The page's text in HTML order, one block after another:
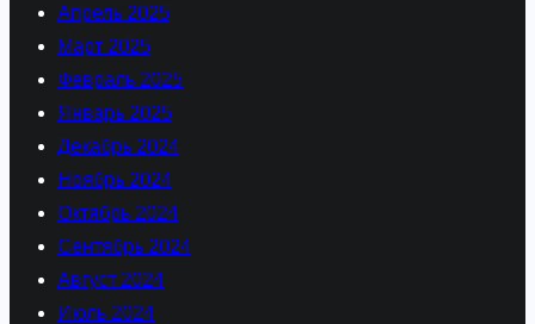
Апрель 2025
Март 2025
Февраль 2025
Январь 2025
Декабрь 2024
Ноябрь 2024
Октябрь 2024
Сентябрь 2024
Август 2024
Июль 2024